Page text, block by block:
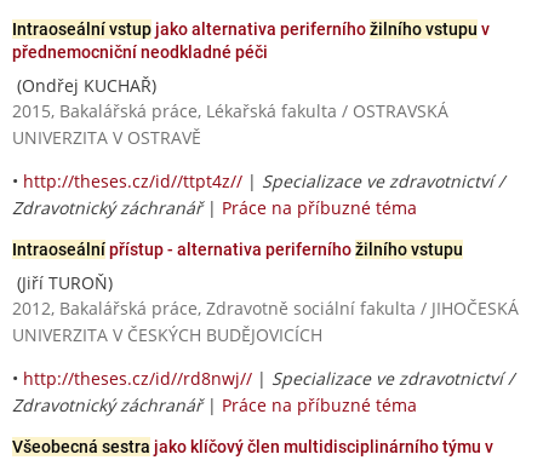
Intraoseální vstup jako alternativa periferníhožilního vstupu v
přednemocniční neodkladné péči
(Ondřej KUCHAŘ)
2015, Bakalářská práce, Lékařská fakulta / OSTRAVSKÁ
UNIVERZITA V OSTRAVĚ
• http://theses.cz/id//ttpt4z// | Specializace ve zdravotnictví /
Zdravotnický záchranář| Práce na příbuzné téma
Intraoseálnípřístup - alternativa periferníhožilního vstupu
(Jiří TUROŇ)
2012, Bakalářská práce, Zdravotně sociální fakulta / JIHOČESKÁ
UNIVERZITA V ČESKÝCH BUDĚJOVICÍCH
• http://theses.cz/id//rd8nwj// | Specializace ve zdravotnictví /
Zdravotnický záchranář| Práce na příbuzné téma
Všeobecná sestra jako klíčový člen multidisciplinárního týmu v